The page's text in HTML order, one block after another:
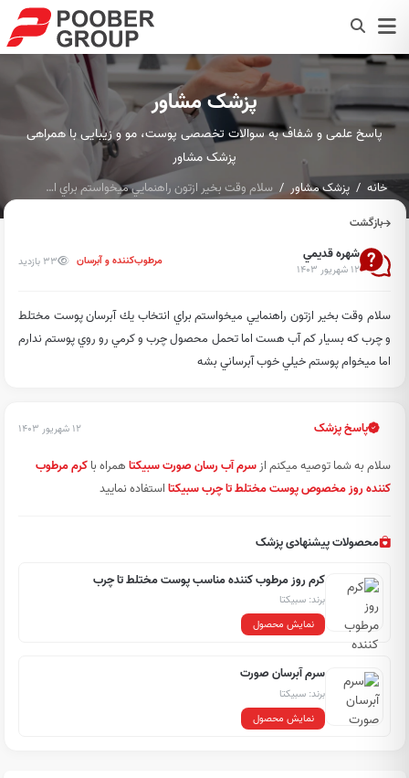
پزشک مشاور
پاسخ علمی و شفاف به سوالات تخصصی پوست، مو و زیبایی با همراهی
پزشک مشاور
خانه پزشک مشاور سلام وقت بخير ازتون راهنمايي ميخواستم براي انتخاب يك آبرسان...
بازگشت
شهره قديمي
۱۲ شهریور ۱۴۰۳
مرطوب‌کننده و آبرسان 33 بازدید
سلام وقت بخير ازتون راهنمايي ميخواستم براي انتخاب يك آبرسان پوست مختلط
و چرب كه بسيار كم آب هست اما تحمل محصول چرب و كرمي رو روي پوستم ندارم
اما ميخوام پوستم خيلي خوب آبرساني بشه
پاسخ پزشک ۱۲ شهریور ۱۴۰۳
سلام به شما توصیه میکنم ازسرم آب رسان صورت سبیکتاهمراه باکرم مرطوب
کننده روز مخصوص پوست مختلط تا چرب سبیکتااستفاده نمایید
محصولات پیشنهادی پزشک
کرم روز مرطوب کننده مناسب پوست مختلط تا چرب
برند: سبیکتا
نمایش محصول
سرم آبرسان صورت
برند: سبیکتا
نمایش محصول